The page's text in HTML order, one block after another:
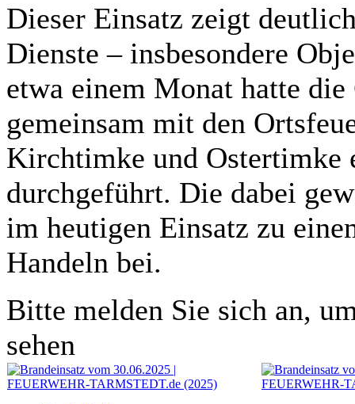
Dieser Einsatz zeigt
Dienste – insbesondere
etwa einem Monat hatte
gemeinsam mit den
Kirchtimke und Ostertimke
durchgeführt. Die dabei
im heutigen Einsatz zu
Handeln bei.
Bitte melden Sie sich an,
sehen